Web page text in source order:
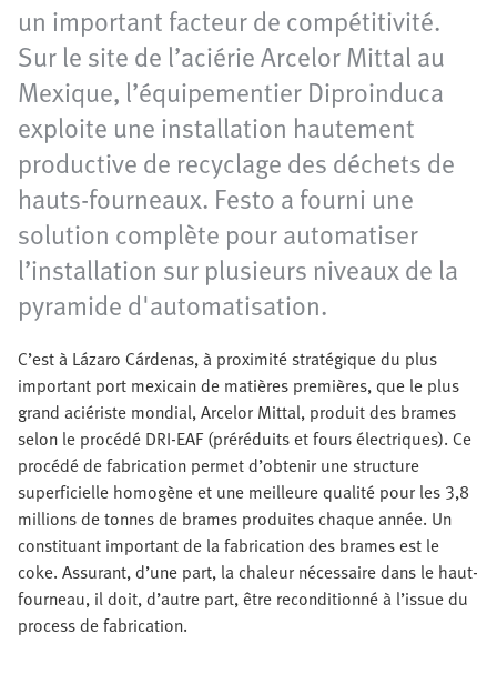
un important facteur de compétitivité.
Sur le site de l’aciérie Arcelor Mittal au
Mexique, l’équipementier Diproinduca
exploite une installation hautement
productive de recyclage des déchets de
hauts-fourneaux. Festo a fourni une
solution complète pour automatiser
l’installation sur plusieurs niveaux de la
pyramide d'automatisation.
C’est à Lázaro Cárdenas, à proximité stratégique du plus
important port mexicain de matières premières, que le plus
grand aciériste mondial, Arcelor Mittal, produit des brames
selon le procédé DRI-EAF (préréduits et fours électriques). Ce
procédé de fabrication permet d’obtenir une structure
superficielle homogène et une meilleure qualité pour les 3,8
millions de tonnes de brames produites chaque année. Un
constituant important de la fabrication des brames est le
coke. Assurant, d’une part, la chaleur nécessaire dans le haut-
fourneau, il doit, d’autre part, être reconditionné à l’issue du
process de fabrication.